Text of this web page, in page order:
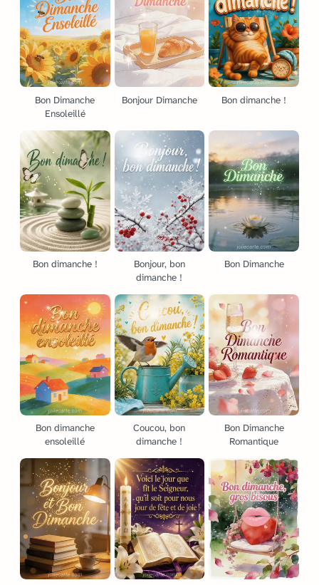
Bon Dimanche
Ensoleillé
Bonjour Dimanche Bon dimanche !
Bon dimanche !
Bonjour, bon
dimanche !
Bon Dimanche
Bon dimanche
ensoleillé
Coucou, bon
dimanche !
Bon Dimanche
Romantique